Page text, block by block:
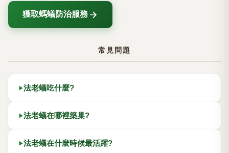
獲取螞蟻防治服務
常見問題
法老蟻吃什麼?
法老蟻在哪裡築巢?
法老蟻在什麼時候最活躍?